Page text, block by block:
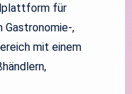
für
Gastronomie-,
mit einem